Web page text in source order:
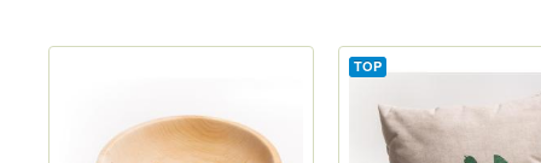
TOP